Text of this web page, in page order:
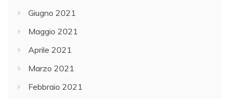
Giugno 2021
Maggio 2021
Aprile 2021
Marzo 2021
Febbraio 2021